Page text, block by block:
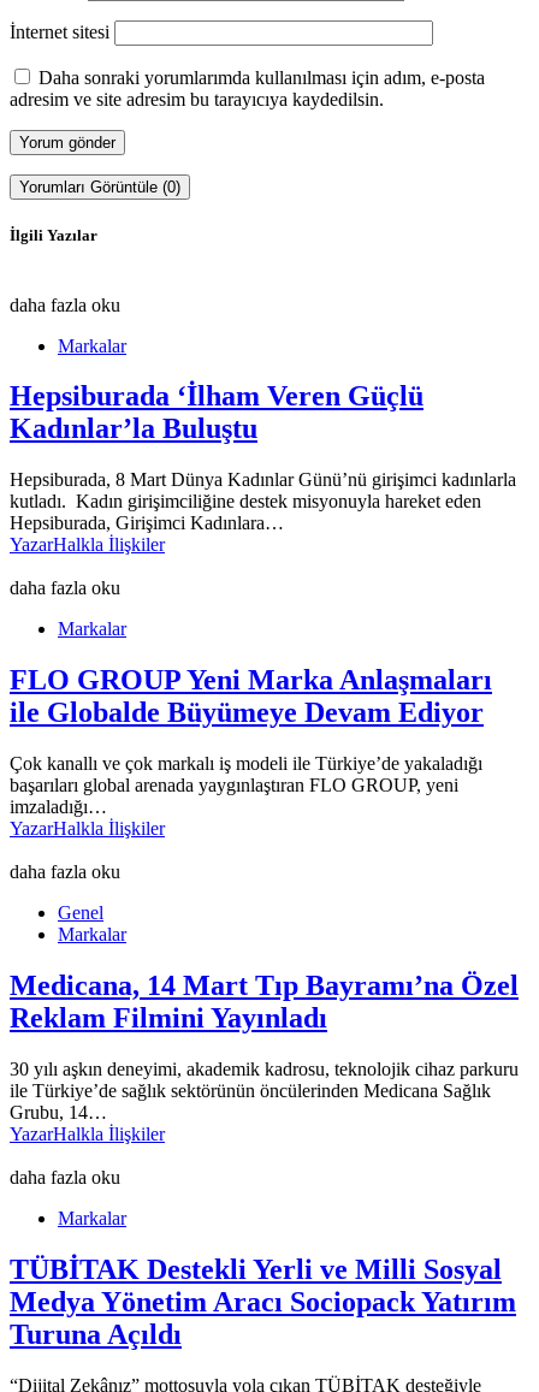
İnternet sitesi
Daha sonraki yorumlarımda kullanılması için adım, e-posta
adresim ve site adresim bu tarayıcıya kaydedilsin.
Yorumları Görüntüle (0)
İlgili Yazılar
daha fazla oku
Markalar
Hepsiburada ‘İlham Veren Güçlü
Kadınlar’la Buluştu
Hepsiburada, 8 Mart Dünya Kadınlar Günü’nü girişimci kadınlarla
kutladı. Kadın girişimciliğine destek misyonuyla hareket eden
Hepsiburada, Girişimci Kadınlara…
YazarHalkla İlişkiler
daha fazla oku
Markalar
FLO GROUP Yeni Marka Anlaşmaları
ile Globalde Büyümeye Devam Ediyor
Çok kanallı ve çok markalı iş modeli ile Türkiye’de yakaladığı
başarıları global arenada yaygınlaştıran FLO GROUP, yeni
imzaladığı…
YazarHalkla İlişkiler
daha fazla oku
Genel
Markalar
Medicana, 14 Mart Tıp Bayramı’na Özel
Reklam Filmini Yayınladı
30 yılı aşkın deneyimi, akademik kadrosu, teknolojik cihaz parkuru
ile Türkiye’de sağlık sektörünün öncülerinden Medicana Sağlık
Grubu, 14…
YazarHalkla İlişkiler
daha fazla oku
Markalar
TÜBİTAK Destekli Yerli ve Milli Sosyal
Medya Yönetim Aracı Sociopack Yatırım
Turuna Açıldı
“Dijital Zekânız” mottosuyla yola çıkan TÜBİTAK desteğiyle